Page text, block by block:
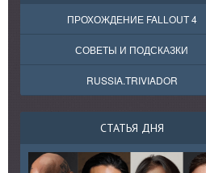
ПРОХОЖДЕНИЕ FALLOUT 4
СОВЕТЫ И ПОДСКАЗКИ
RUSSIA.TRIVIADOR
СТАТЬЯ ДНЯ